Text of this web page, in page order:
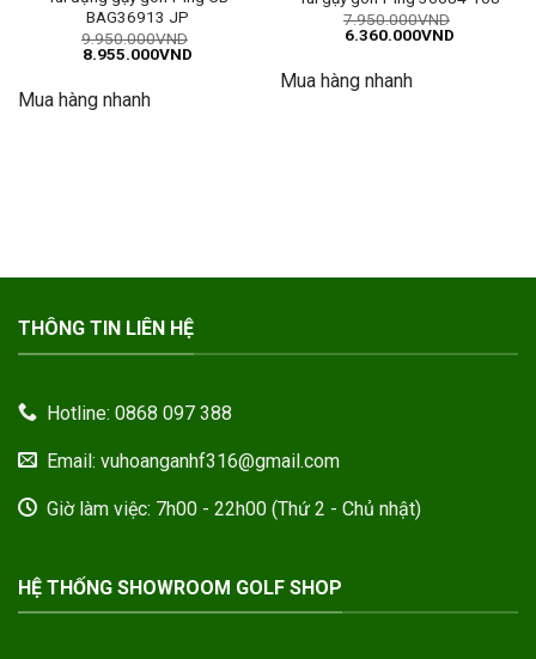
BAG36913 JP
9.950.000VND
Giá
9.950.000VND.
8.955.000VNDGiá
Mua hàng nhanh
7.950.000VND
Giá
7.950.000VND.
6.360.000VNDGiá
Mua hàng nhanh
THÔNG TIN LIÊN HỆ
Hotline: 0868 097 388
Email: vuhoanganhf316@gmail.com
Giờ làm việc: 7h00 - 22h00 (Thứ 2 - Chủ nhật)
HỆ THỐNG SHOWROOM GOLF SHOP